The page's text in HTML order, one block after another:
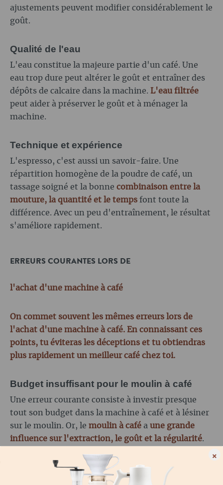
×
ajustements peuvent modifier considérablement le
goût.
Qualité de l'eau
L'eau constitue la majeure partie d'un café. Une
eau trop dure peut altérer le goût et entraîner des
dépôts de calcaire dans la machine. L'eau filtrée
peut aider à préserver le goût et à ménager la
machine.
Technique et expérience
L'espresso, c'est aussi un savoir-faire. Une
répartition homogène de la poudre de café, un
tassage soigné et la bonne combinaison entre la
mouture, la quantité et le temps font toute la
différence. Avec un peu d'entraînement, le résultat
s'améliore rapidement.
ERREURS COURANTES LORS DE
l'achat d'une machine à café
On commet souvent les mêmes erreurs lors de
l'achat d'une machine à café. En connaissant ces
points, tu éviteras les déceptions et tu obtiendras
plus rapidement un meilleur café chez toi.
Budget insuffisant pour le moulin à café
Une erreur courante consiste à investir presque
tout son budget dans la machine à café et à lésiner
sur le moulin. Or, le moulin à café a une grande
influence sur l'extraction, le goût et la régularité.
toujours prévoir un budget suffisant pour un
moulin à café de qualité.